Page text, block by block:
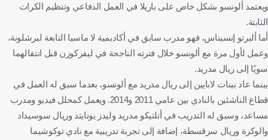
ويعتمد ألونسو بشكل خاص على باريلا في العمل الدفاعي وتنظيم الكرات
الثابتة.
أما ألبرتو إنسيناس، فهو مدرب سابق في أكاديمية لا ماسيا التابعة لبرشلونة،
وعمل لأول مرة مع ألونسو خلال فترته الناجحة في ليفركوزن قبل انتقالهما
سويًا إلى ريال مدريد.
بينما عاد بينات لابايين إلى ريال مدريد مع ألونسو، بعدما سبق له العمل في
قطاع الناشئين بالنادي بين عامي 2011 و2014. ويعمل كمحلل فيديو ومدرب
مساعد، وسبق له التدريب في أتلتيكو مدريد وليدز يونايتد وريال سوسيداد
والوكرة وريال سرقسطة، إضافة إلى تجربة تدريبية مع نادي توكوشيما